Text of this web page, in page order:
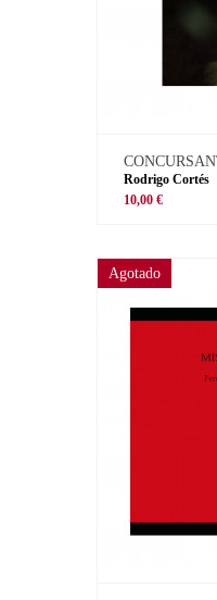
Rodrigo Cortés
10,00 €
Agotado